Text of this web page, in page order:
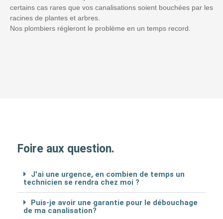
certains cas rares que vos canalisations soient bouchées par les
racines de plantes et arbres.
Nos plombiers régleront le problème en un temps record.
Foire aux question.
J'ai une urgence, en combien de temps un
technicien se rendra chez moi ?
Puis-je avoir une garantie pour le débouchage
de ma canalisation?